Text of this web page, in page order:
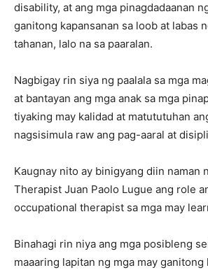
disability, at ang mga pinagdadaanan
ganitong kapansanan sa loob at labas
tahanan, lalo na sa paaralan.
Nagbigay rin siya ng paalala sa mga
at bantayan ang mga anak sa mga
tiyaking may kalidad at matututuhan
nagsisimula raw ang pag-aaral at
Kaugnay nito ay binigyang diin naman
Therapist Juan Paolo Lugue ang role
occupational therapist sa mga may
Binahagi rin niya ang mga posibleng
maaaring lapitan ng mga may ganitong